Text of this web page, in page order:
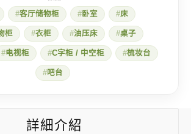
客厅储物柜 卧室 床
柜 衣柜 油压床 桌子
电视柜 C字柜 / 中空柜 梳妆台
吧台
詳細介紹